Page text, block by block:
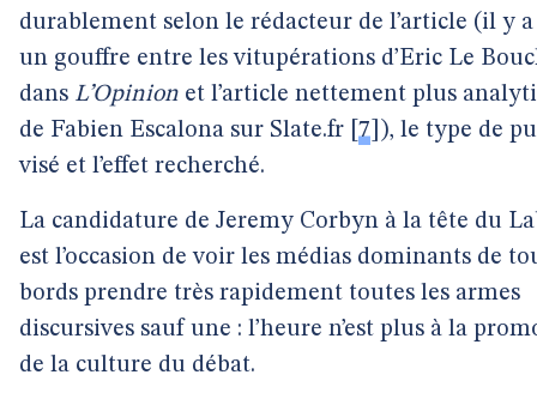
durablement selon le rédacteur de l’article (il y
un gouffre entre les vitupérations d’Eric Le
dans L’Opinion et l’article nettement plus
de Fabien Escalona sur Slate.fr 7 ), le type de
visé et l’effet recherché.
La candidature de Jeremy Corbyn à la tête du
est l’occasion de voir les médias dominants de
bords prendre très rapidement toutes les armes
discursives sauf une : l’heure n’est plus à la
de la culture du débat.